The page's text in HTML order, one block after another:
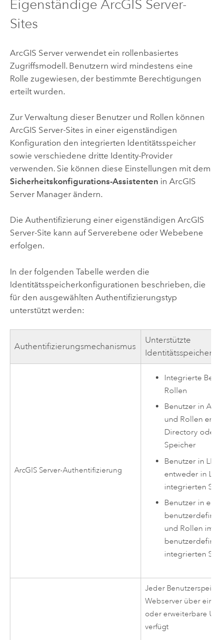
Eigenständige ArcGIS Server-
Sites
ArcGIS Serververwendet ein rollenbasiertes
Zugriffsmodell. Benutzern wird mindestens eine
Rolle zugewiesen, der bestimmte Berechtigungen
erteilt wurden.
Zur Verwaltung dieser Benutzer und Rollen können
ArcGIS Server-Sites in einer eigenständigen
Konfiguration den integrierten Identitätsspeicher
sowie verschiedene dritte Identity-Provider
verwenden. Sie können diese Einstellungen mit dem
Sicherheitskonfigurations-Assistenten in ArcGIS
Server Manager ändern.
Die Authentifizierung einer eigenständigen ArcGIS
Server-Site kann auf Serverebene oder Webebene
erfolgen.
In der folgenden Tabelle werden die
Identitätsspeicherkonfigurationen beschrieben, die
für den ausgewählten Authentifizierungstyp
unterstützt werden:
Authentifizierungsmechanismus
Unterstützte
ArcGIS Server-Authentifizierung
Integrierte
Rollen
Benutzer in
und Rollen
Directory oder
Speicher
Benutzer in
entweder in
integrierten
Benutzer in
und Rollen im
integrierten
Jeder
Webserver über eine
oder erweiterbare
verfügt